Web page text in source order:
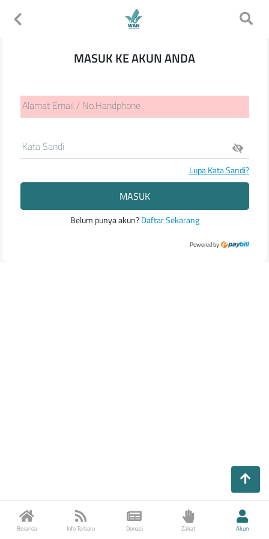
MASUK KE AKUN ANDA
Alamat Email / No.Handphone
Kata Sandi
Lupa Kata Sandi?
MASUK
Belum punya akun?Daftar Sekarang
Powered by
Beranda Info Terbaru Donasi Zakat Akun